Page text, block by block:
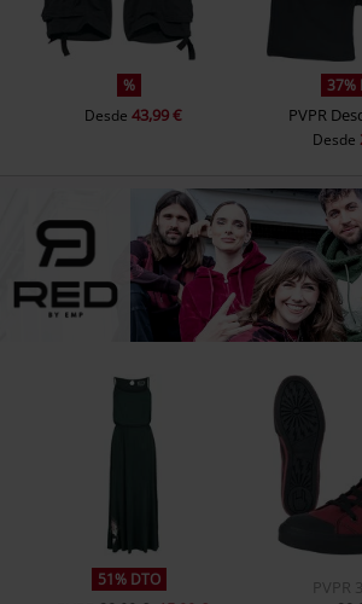
%
Desde 43,99 €
37%
PVPR
Desde
51% DTO PVPR